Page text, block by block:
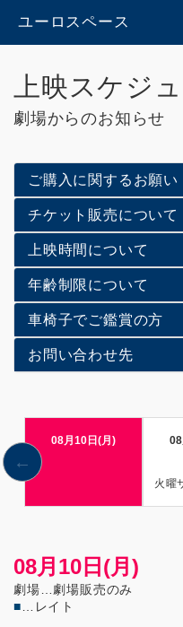
ユーロスペース
上映スケジ
劇場からのお知らせ
ご購入に関するお願い
チケット販売について
上映時間について
年齢制限について
車椅子でご鑑賞の方
お問い合わせ先
08月10日(月)
火曜
08月10日(月)
劇場…劇場販売のみ
■ …レイト